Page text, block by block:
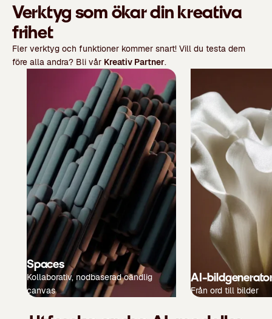
Verktyg som ökar din kreativa
frihet
Fler verktyg och funktioner kommer snart! Vill du testa dem
före alla andra? Bli vår Kreativ Partner.
Spaces
Kollaborativ, nodbaserad oändlig
canvas
AI-
Från ord till bilder